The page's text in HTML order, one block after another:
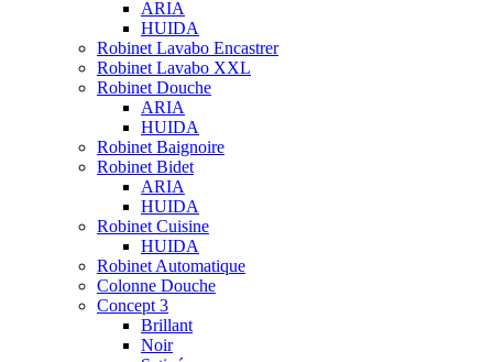
ARIA
HUIDA
Robinet Lavabo Encastrer
Robinet Lavabo XXL
Robinet Douche
ARIA
HUIDA
Robinet Baignoire
Robinet Bidet
ARIA
HUIDA
Robinet Cuisine
HUIDA
Robinet Automatique
Colonne Douche
Concept 3
Brillant
Noir